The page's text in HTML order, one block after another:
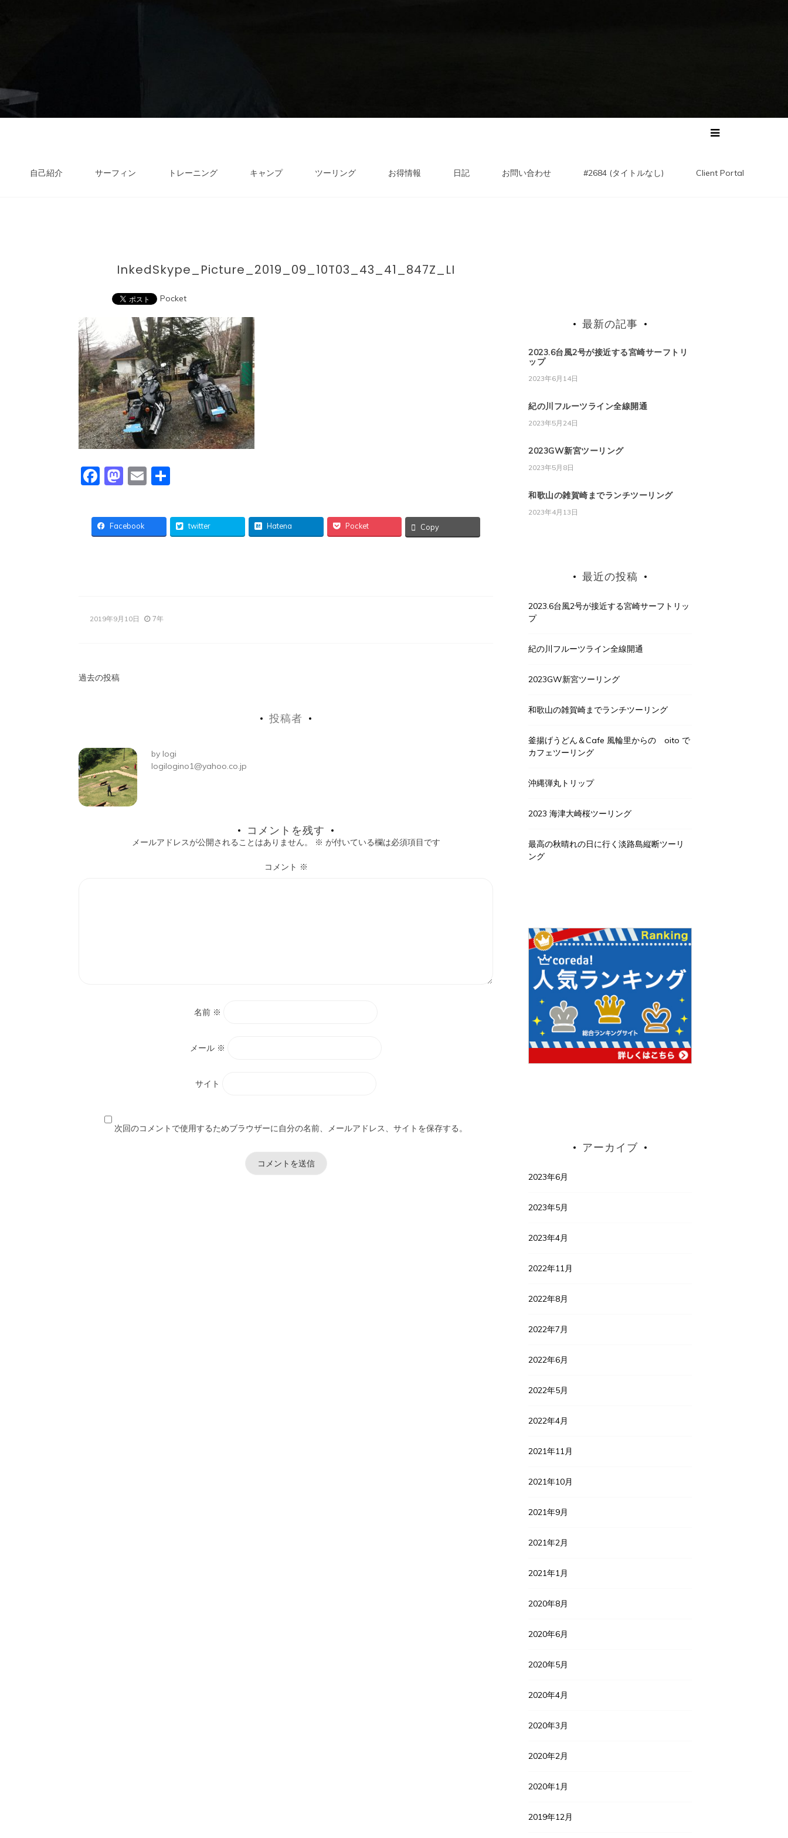
自己紹介 サーフィン トレーニング キャンプ ツーリング お得情報 日記 お問い合わせ #2684 (タイトルなし) Client Portal
InkedSkype_Picture_2019_09_10T03_43_41_847Z_LI
Pocket
Facebook
Mastodon
Email
Facebook twitter Hatena Pocket Copy
2019年9月10日 7年
投
ビ
ゲ
ー
過去の投稿
投稿者
by logi
logilogino1@yahoo.co.jp
コメントを残す
メールアドレスが公開されることはありません。 ※ が付いている欄は必須項目です
コメント ※
名前 ※
メール ※
サイト
次回のコメントで使用するためブラウザーに自分の名前、メールアドレス、サイトを保存する。
最新の記事
2023.6台風2号が接近する宮崎サーフトリ
ップ
2023年6月14日
紀の川フルーツライン全線開通
2023年5月24日
2023GW新宮ツーリング
2023年5月8日
和歌山の雑賀崎までランチツーリング
2023年4月13日
最近の投稿
2023.6台風2号が接近する宮崎サーフトリッ
プ
紀の川フルーツライン全線開通
2023GW新宮ツーリング
和歌山の雑賀崎までランチツーリング
釜揚げうどん＆Cafe 風輪里からの oito で
カフェツーリング
沖縄弾丸トリップ
2023 海津大崎桜ツーリング
最高の秋晴れの日に行く淡路島縦断ツーリ
ング
アーカイブ
2023年6月
2023年5月
2023年4月
2022年11月
2022年8月
2022年7月
2022年6月
2022年5月
2022年4月
2021年11月
2021年10月
2021年9月
2021年2月
2021年1月
2020年8月
2020年6月
2020年5月
2020年4月
2020年3月
2020年2月
2020年1月
2019年12月